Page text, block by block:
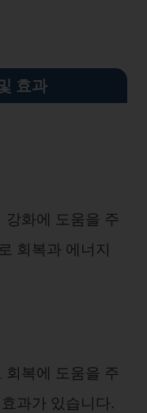
효과
강화에 도움을 주
회복과 에너지
회복에 도움을 주
과가 있습니다.